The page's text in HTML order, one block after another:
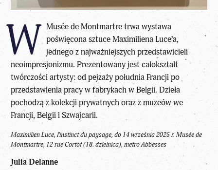
W Musée de Montmartre trwa wystawa
poświęcona sztuce Maximiliena Luce’a,
jednego z najważniejszych przedstawicieli
neoimpresjonizmu. Prezentowany jest całokształt
twórczości artysty: od pejzaży południa Francji po
przedstawienia pracy w fabrykach w Belgii. Dzieła
pochodzą z kolekcji prywatnych oraz z muzeów we
Francji, Belgii i Szwajcarii.
Maximilien Luce, l’instinct du paysage, do 14 września 2025 r. Musée de
Montmartre, 12 rue Cortot (18. dzielnica), metro Abbesses
Julia Delanne